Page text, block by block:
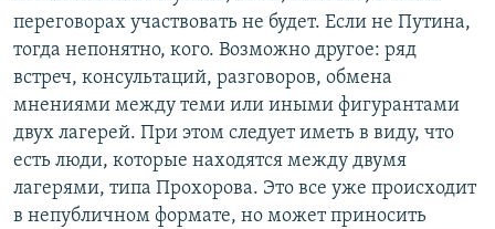
переговорах участвовать не будет. Если не Путина,
тогда непонятно, кого. Возможно другое: ряд
встреч, консультаций, разговоров, обмена
мнениями между теми или иными фигурантами
двух лагерей. При этом следует иметь в виду, что
есть люди, которые находятся между двумя
лагерями, типа Прохорова. Это все уже происходит
в непубличном формате, но может приносить